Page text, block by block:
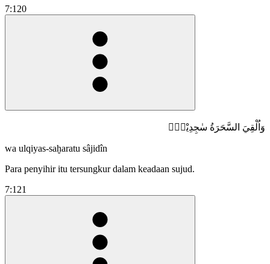
7:120
وَاُلْقِيَ السَّحَرَةُ سٰجِدِيْنَۙ
wa ulqiyas-saḫaratu sâjidîn
Para penyihir itu tersungkur dalam keadaan sujud.
7:121